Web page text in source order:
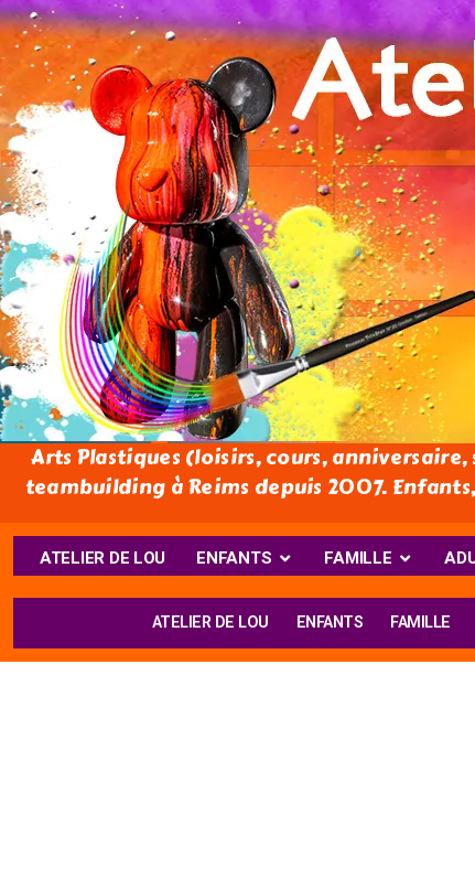
Arts Plastiques (loisirs, cours,
teambuilding à Reims depuis 2007.
ATELIER DE LOU ENFANTS FAMILLE
ATELIER DE LOU ENFANTS FAMILLE